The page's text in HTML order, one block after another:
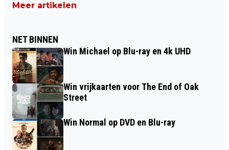
Meer artikelen
NET BINNEN
Win Michael op Blu-ray en 4k UHD
Win vrijkaarten voor The End of Oak
Street
Win Normal op DVD en Blu-ray